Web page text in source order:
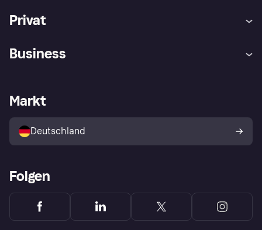
Privat
Klarna App
Shops entdecken
Käuferschutzrichtlinie
Dein Widerrufsrecht
Business
Händlerportal
Markt
Deutschland
Folgen